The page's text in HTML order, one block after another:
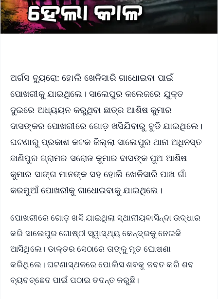
ଅର୍ଗସ ବ୍ୟୁରୋ: ହୋଲି ଖେଳିସାରି ଗାଧୋଇବା ପାଇଁ
ପୋଖରୀକୁ ଯାଇଥିଲେ। ସାଲେପୁର କଲେଜରେ ଯୁକ୍ତ
ଦୁଇରେ ଅଧ୍ୟୟନ କରୁଥିବା ଛାତ୍ର ଆଶିଷ କୁମାର
ଦାସଙ୍କର ପୋଖରୀରେ ଗୋଡ଼ ଖସିଯିବାରୁ ବୁଡି ଯାଇଥିଲେ।
ଘଟଣାରୁ ପ୍ରକାଶ କଟକ ଜିଲ୍ଲା ସାଲେପୁର ଥାନା ଅଧିନସ୍ତ
ଛାଣିପୁର ଗ୍ରାମର ସରୋଜ କୁମାର ଦାସଙ୍କ ପୁଅ ଆଶିଷ
କୁମାର ସାଙ୍ଗ ମାନଙ୍କ ସହ ହୋଲି ଖେଳିସାରି ପାଖ ଗାଁ
କରମୁଆଁ ପୋଖରୀକୁ ଗାଧୋଇବାକୁ ଯାଇଥିଲେ।
ପୋଖରୀରେ ଗୋଡ଼ ଖସି ଯାଇଥିଲା ସ୍ଥାନୀୟବାସିନ୍ଦା ଉଦ୍ଧାର
କରି ସାଲେପୁର ଗୋଷ୍ଠୀ ସ୍ୱାସ୍ଥ୍ୟ କେନ୍ଦ୍ରକୁ ନେଇକି
ଆସିଥିଲେ। ଡାକ୍ତର ସେଠାରେ ତାଙ୍କୁ ମୃତ ଘୋଷଣା
କରିଥିଲେ। ଘଟଣାସ୍ଥଳରେ ପୋଲିସ ଶବକୁ ଜବତ କରି ଶବ
ବ୍ୟବଚ୍ଛେଦ ପାଇଁ ପଠାଇ ତଦନ୍ତ କରୁଛି।